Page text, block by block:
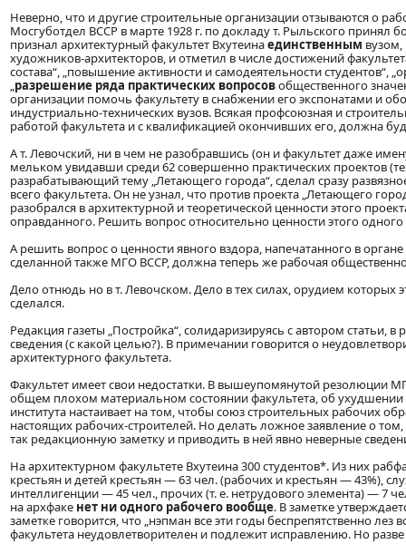
Неверно, что и другие строительные организации отзываются о
Мосгуботдел ВССР в марте 1928 г. по докладу т. Рыльского
признал архитектурный факультет Вхутеинаединственным
художников-архитекторов, и отметил в числе достижений
состава“, „повышение активности и самодеятельности студентов“,
„разрешение ряда практических вопросовобщественного
организации помочь факультету в снабжении его экспонатами и
индустриально-технических вузов. Всякая профсоюзная и
работой факультета и с квалификацией окончивших его, должна
А т. Левочский, ни в чем не разобравшись (он и факультет даже
мельком увидавши среди 62 совершенно практических проектов
разрабатывающий тему „Летающего города“, сделал сразу
всего факультета. Он не узнал, что против проекта „Летающего
разобрался в архитектурной и теоретической ценности этого
оправданного. Решить вопрос относительно ценности этого
А решить вопрос о ценности явного вздора, напечатанного в
сделанной также МГО ВССР, должна теперь же рабочая
Дело отнюдь но в т. Левочском. Дело в тех силах, орудием
сделался.
Редакция газеты „Постройка“, солидаризируясь с автором
сведения (с какой целью?). В примечании говорится о
архитектурного факультета.
Факультет имеет свои недостатки. В вышеупомянутой резолюции
общем плохом материальном состоянии факультета, об ухудшении
института настаивает на том, чтобы союз строительных рабочих
настоящих рабочих-строителей. Но делать ложное заявление о том,
так редакционную заметку и приводить в ней явно неверные
На архитектурном факультете Вхутеина 300 студентов*. Из них
крестьян и детей крестьян — 63 чел. (рабочих и крестьян — 43%),
интеллигенции — 45 чел., прочих (т. е. нетрудового элемента) — 7
на архфаке нет ни одного рабочего вообще. В заметке
заметке говорится, что „нэпман все эти годы беспрепятственно лез
факультета неудовлетворителен и подлежит исправлению. Но